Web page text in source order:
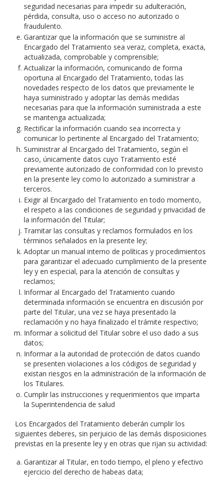
seguridad necesarias para impedir su adulteración,
pérdida, consulta, uso o acceso no autorizado o
fraudulento.
Garantizar que la información que se suministre al
Encargado del Tratamiento sea veraz, completa, exacta,
actualizada, comprobable y comprensible;
Actualizar la información, comunicando de forma
oportuna al Encargado del Tratamiento, todas las
novedades respecto de los datos que previamente le
haya suministrado y adoptar las demás medidas
necesarias para que la información suministrada a este
se mantenga actualizada;
Rectificar la información cuando sea incorrecta y
comunicar lo pertinente al Encargado del Tratamiento;
Suministrar al Encargado del Tratamiento, según el
caso, únicamente datos cuyo Tratamiento esté
previamente autorizado de conformidad con lo previsto
en la presente ley como lo autorizado a suministrar a
terceros.
Exigir al Encargado del Tratamiento en todo momento,
el respeto a las condiciones de seguridad y privacidad de
la información del Titular;
Tramitar las consultas y reclamos formulados en los
términos señalados en la presente ley;
Adoptar un manual interno de políticas y procedimientos
para garantizar el adecuado cumplimiento de la presente
ley y en especial, para la atención de consultas y
reclamos;
Informar al Encargado del Tratamiento cuando
determinada información se encuentra en discusión por
parte del Titular, una vez se haya presentado la
reclamación y no haya finalizado el trámite respectivo;
Informar a solicitud del Titular sobre el uso dado a sus
datos;
Informar a la autoridad de protección de datos cuando
se presenten violaciones a los códigos de seguridad y
existan riesgos en la administración de la información de
los Titulares.
Cumplir las instrucciones y requerimientos que imparta
la Superintendencia de salud
Los Encargados del Tratamiento deberán cumplir los
siguientes deberes, sin perjuicio de las demás disposiciones
previstas en la presente ley y en otras que rijan su actividad:
Garantizar al Titular, en todo tiempo, el pleno y efectivo
ejercicio del derecho de habeas data;